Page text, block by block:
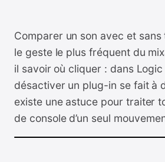
Comparer un son avec et sans
le geste le plus fréquent du
il savoir où cliquer : dans
désactiver un plug-in se fait à
existe une astuce pour traiter
de console d’un seul